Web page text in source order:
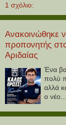
1 σχόλιο:
Ανακοινώθηκε
προπονητής
Αριδαίας
Ένα
πολύ
αλλά
ο νέο...